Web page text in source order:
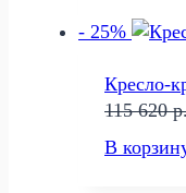
- 25%
Кресло-
115 620
В